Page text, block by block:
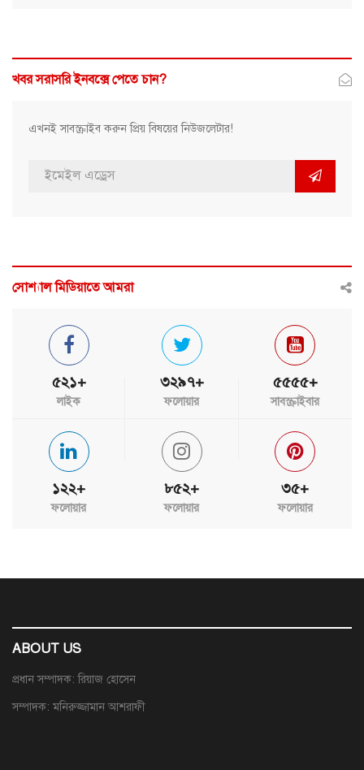
খবর সরাসরি ইনবক্সে পেতে চান?
এখনই সাবস্ক্রাইব করুন প্রিয় বিষয়ের নিউজলেটার!
সোশ্যাল মিডিয়াতে আমরা
৫২১+
লাইক
৩২৯৭+
ফলোয়ার
৫৫৫৫+
সাবস্ক্রাইবার
১২২+
ফলোয়ার
৮৫২+
ফলোয়ার
৩৫+
ফলোয়ার
ABOUT US
প্রধান সম্পাদক: রিয়াজ হোসেন
সম্পাদক: মনিরুজ্জামান আশরাফী